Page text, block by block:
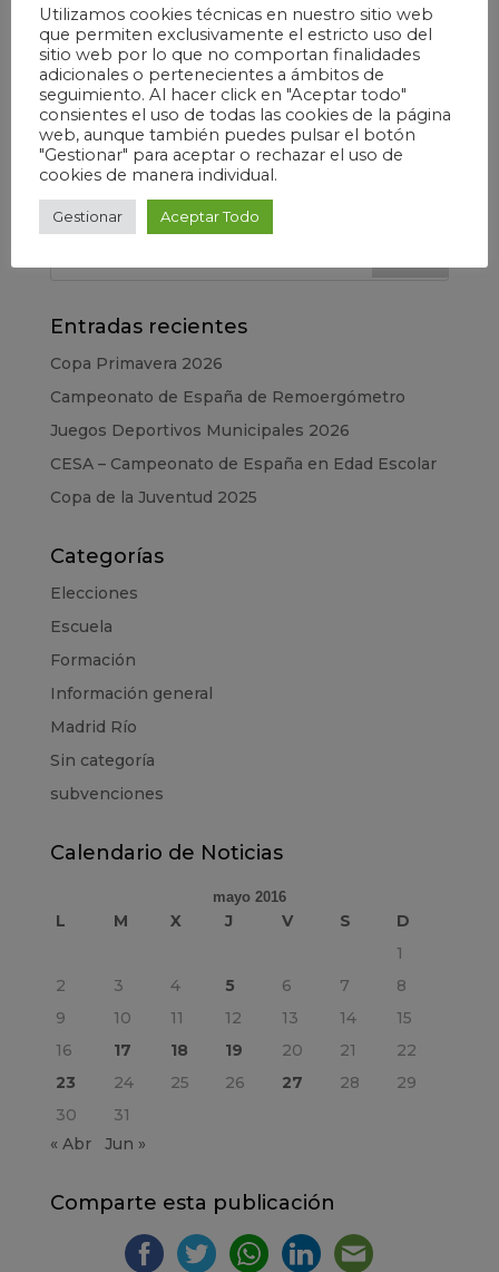
“Denominación de la Titulación Deportiva” En
caso de que existan dudas acerca del carácter
oficial de la titulación, se solicitará subsanación a
la asociación correspondiente lo que conllevará
la consiguiente emisión de un nuevo certificado
por la Federación.
Comparte esta publicación...
Entradas recientes
Copa Primavera 2026
Campeonato de España de Remoergómetro
Juegos Deportivos Municipales 2026
CESA – Campeonato de España en Edad Escolar
Copa de la Juventud 2025
Categorías
Elecciones
Escuela
Formación
Información general
Madrid Río
Sin categoría
subvenciones
Calendario de Noticias
mayo 2016
L M X J V S
D
1
2
3 4 5 6 7
8
9
10 11 12 13 14
15
16
17 18 19 20 21
22
23
24 25 26 27 28
29
30
31
« Abr
Jun »
Comparte esta publicación
Utilizamos cookies técnicas en nuestro sitio web
que permiten exclusivamente el estricto uso del
sitio web por lo que no comportan finalidades
adicionales o pertenecientes a ámbitos de
seguimiento. Al hacer click en "Aceptar todo"
consientes el uso de todas las cookies de la página
web, aunque también puedes pulsar el botón
"Gestionar" para aceptar o rechazar el uso de
cookies de manera individual.
Gestionar Aceptar Todo